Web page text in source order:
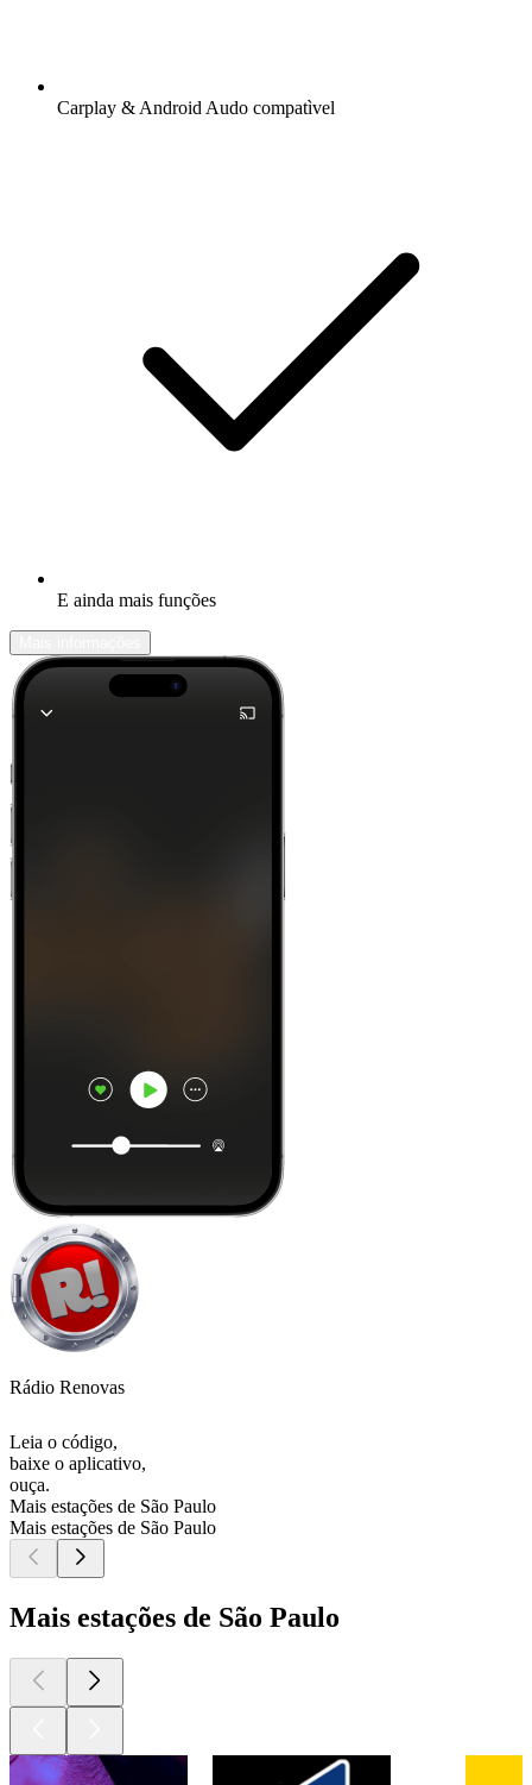
Carplay & Android Audo compatìvel
E ainda mais funções
Rádio Renovas
Leia o código,
baixe o aplicativo,
ouça.
Mais estações de São Paulo
Mais estações de São Paulo
Mais estações de São Paulo